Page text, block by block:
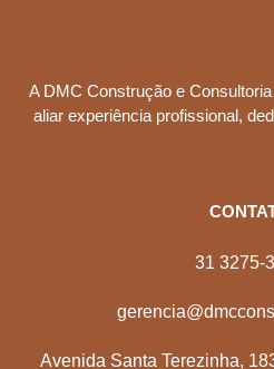
A DMC Construção e
aliar experiência profissional,
31 3275-
Avenida Santa Terezinha,